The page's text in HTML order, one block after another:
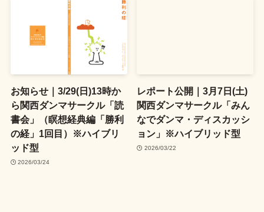
お知らせ｜3/29(日)13時か
ら関西ダンマサークル「読
書会」（瞑想経典編「勝利
の経」1回目）※ハイブリ
ッド型
2026/03/24
レポート公開｜3月7日(土)
関西ダンマサークル「みん
なでダンマ・ディスカッシ
ョン」※ハイブリッド型
2026/03/22